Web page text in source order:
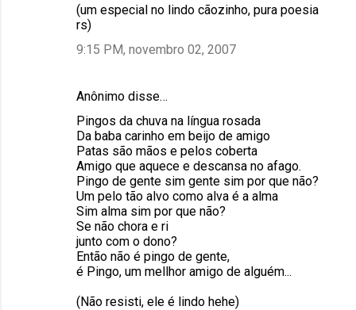
(um especial no lindo cãozinho, pura poesia
rs)
9:15 PM, novembro 02, 2007
Anônimo disse…
Pingos da chuva na língua rosada
Da baba carinho em beijo de amigo
Patas são mãos e pelos coberta
Amigo que aquece e descansa no afago.
Pingo de gente sim gente sim por que não?
Um pelo tão alvo como alva é a alma
Sim alma sim por que não?
Se não chora e ri
junto com o dono?
Então não é pingo de gente,
é Pingo, um mellhor amigo de alguém...
(Não resisti, ele é lindo hehe)